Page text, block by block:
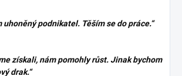
uhoněný podnikatel. Těším se do práce.“
získali, nám pomohly růst. Jinak bychom
drak.“